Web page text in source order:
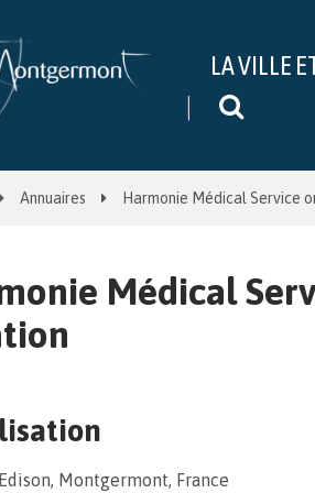
LA VILLE
Annuaires Harmonie Médical Service
Médical
Montgermont, France